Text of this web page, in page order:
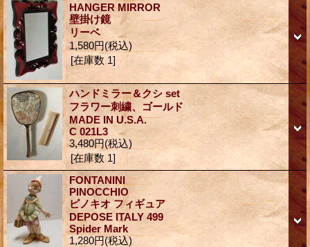
HANGER MIRROR
壁掛け鏡
リーベ
1,580円(税込)
[在庫数 1]
ハンドミラー＆クシ set
フラワー刺繍、ゴールド
MADE IN U.S.A.
C 021L3
3,480円(税込)
[在庫数 1]
FONTANINI
PINOCCHIO
ピノキオ フィギュア
DEPOSE ITALY 499
Spider Mark
1,280円(税込)